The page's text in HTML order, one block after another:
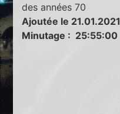
des années 70
Ajoutée le 21.01.2021
Minutage : 25:55:00